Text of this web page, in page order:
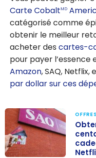
Carte CobaltMD
catégorisé comme
obtenir le meilleur
acheter des cartes-
pour payer l’essence
Amazon, SAQ, Netflix,
par dollar sur ces